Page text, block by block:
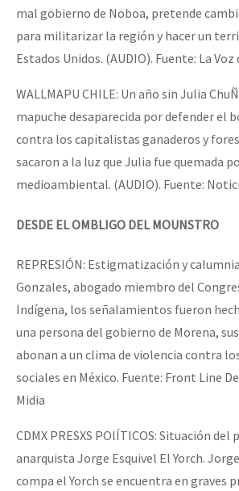
Niñxs
ETIQUETAS
Fotorreportaje
Video
Semillero Guerra contra la Humanidad.
la naturaleza bajo asedio)
Libros para descargar
Medios Libres
Eventos
Contacto
“Sonhando a Terra do Bem Virá” se publica
Se o México sabe, que o mundo saiba!
[25 abr – CDMX] Tokín por el CNI: 30 años
mal gobierno de Noboa, pretende
para militarizar la región y hacer un
Estados Unidos. (AUDIO). Fuente: La
WALLMAPU CHILE: Un año sin Julia
mapuche desaparecida por defender el
contra los capitalistas ganaderos y
sacaron a la luz que Julia fue quemada
medioambiental. (AUDIO). Fuente:
DESDE EL OMBLIGO DEL MOUNSTRO
REPRESIÓN: Estigmatización y
Gonzales, abogado miembro del
Indígena, los señalamientos fueron
una persona del gobierno de Morena,
abonan a un clima de violencia contra
sociales en México. Fuente: Front Line
Midia
CDMX PRESXS POlÍTICOS: Situación
anarquista Jorge Esquivel El Yorch.
compa el Yorch se encuentra en graves